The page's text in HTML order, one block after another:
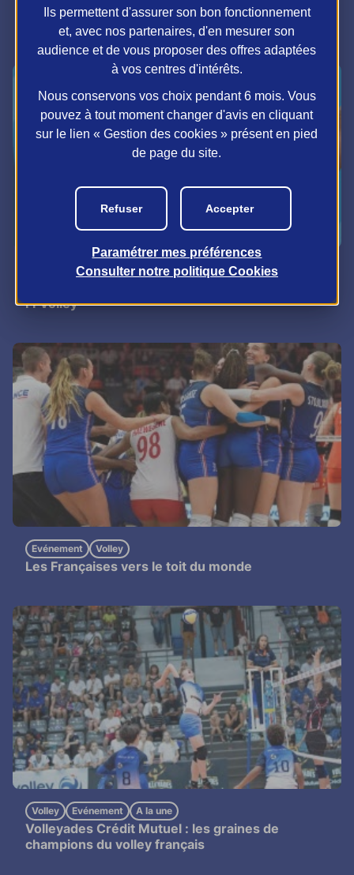
Chrystel Bernou : « Para-Volley, pour les valides
aussi ! »
FFVolley
Les Françaises vers le toit du monde
Evénement Volley
Volleyades Crédit Mutuel : les graines de
champions du volley français
Volley Evénement A la une
Ils permettent d'assurer son bon fonctionnement
et, avec nos partenaires, d'en mesurer son
audience et de vous proposer des offres adaptées
à vos centres d'intérêts.
Nous conservons vos choix pendant 6 mois. Vous
pouvez à tout moment changer d'avis en cliquant
sur le lien « Gestion des cookies » présent en pied
de page du site.
Accepter
Refuser
Paramétrer mes préférences
Consulter notre politique Cookies